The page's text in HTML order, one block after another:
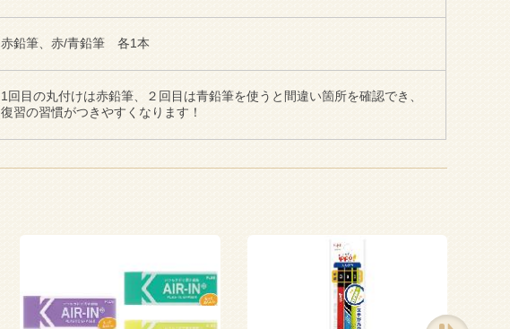
赤鉛筆、赤/青鉛筆 各1本
1回目の丸付けは赤鉛筆、２回目は青鉛筆を使うと間違い箇所を確認でき、
復習の習慣がつきやすくなります！